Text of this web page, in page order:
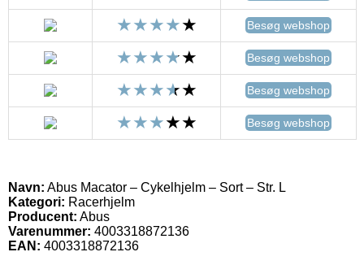
Besøg webshop
Besøg webshop
Besøg webshop
Besøg webshop
Navn: Abus Macator – Cykelhjelm – Sort – Str. L
Kategori: Racerhjelm
Producent: Abus
Varenummer: 4003318872136
EAN: 4003318872136